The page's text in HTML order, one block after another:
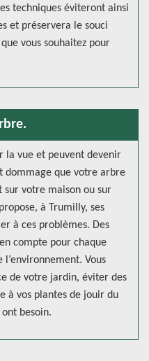
techniques éviteront ainsi
et préservera le souci
vous souhaitez pour
la vue et peuvent devenir
dommage que votre arbre
votre maison ou sur
à Trumilly, ses
à ces problèmes. Des
compte pour chaque
Vous
de votre jardin, éviter des
à vos plantes de jouir du
besoin.